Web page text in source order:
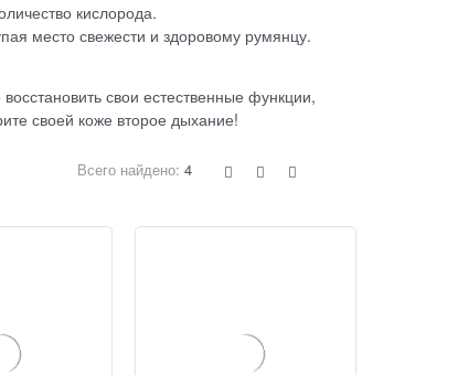
кислорода.
место свежести и здоровому румянцу.
свои естественные функции,
своей коже второе дыхание!
Всего найдено: 4